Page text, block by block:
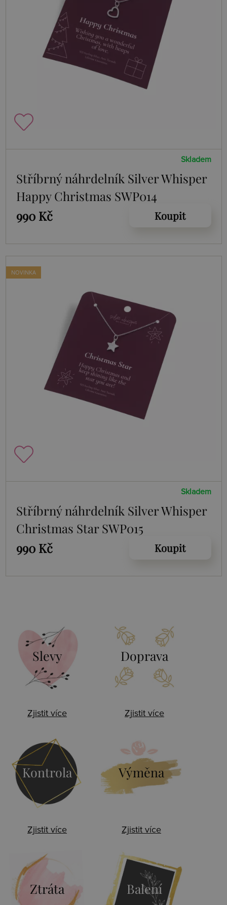
Skladem
Stříbrný náhrdelník Silver Whisper
Happy Christmas SWP014
990 Kč
Koupit
NOVINKA
Skladem
Stříbrný náhrdelník Silver Whisper
Christmas Star SWP015
990 Kč
Koupit
Slevy
Zjistit více
Doprava
Zjistit více
Kontrola
Zjistit více
Výměna
Zjistit více
Ztráta Balení